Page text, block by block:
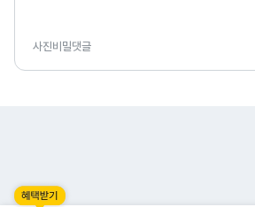
사진비밀댓글